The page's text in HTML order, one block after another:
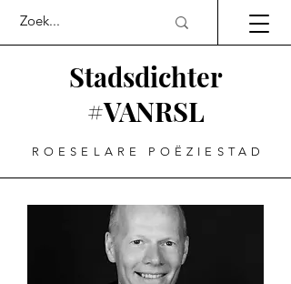
Stadsdichter
#VANRSL
ROESELARE POËZIESTAD